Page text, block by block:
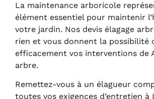
La maintenance arboricole
élément essentiel pour maintenir
votre jardin. Nos devis élagage
rien et vous donnent la possibilité
efficacement vos interventions de
arbre.
Remettez-vous à un élagueur
toutes vos exigences d’entretien à